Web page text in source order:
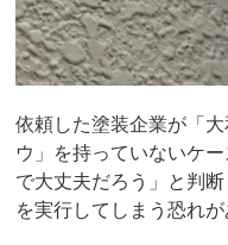
依頼した塗装企業が「
ウ」を持っていないケ
で大丈夫だろう」と判
を実行してしまう恐れが